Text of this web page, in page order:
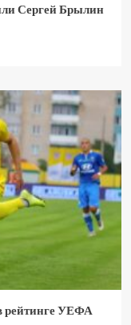
Сергей Брылин
рейтинге УЕФА